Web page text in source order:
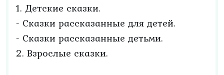
1. Детские сказки.
- Сказки рассказанные для детей.
- Сказки рассказанные детьми.
2. Взрослые сказки.